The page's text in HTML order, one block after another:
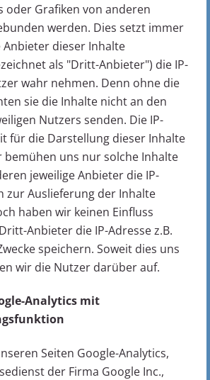
oder Grafiken von anderen
werden. Dies setzt immer
Anbieter dieser Inhalte
als "Dritt-Anbieter") die IP-
wahr nehmen. Denn ohne die
sie die Inhalte nicht an den
Nutzers senden. Die IP-
für die Darstellung dieser Inhalte
uns nur solche Inhalte
jeweilige Anbieter die IP-
zur Auslieferung der Inhalte
haben wir keinen Einfluss
Anbieter die IP-Adresse z.B.
speichern. Soweit dies uns
wir die Nutzer darüber auf.
Analytics mit
Seiten Google-Analytics,
der Firma Google Inc.,